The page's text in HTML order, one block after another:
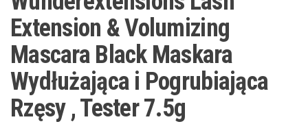
Extension & Volumizing
Mascara Black Maskara
Wydłużająca i Pogrubiająca
Rzęsy , Tester 7.5g